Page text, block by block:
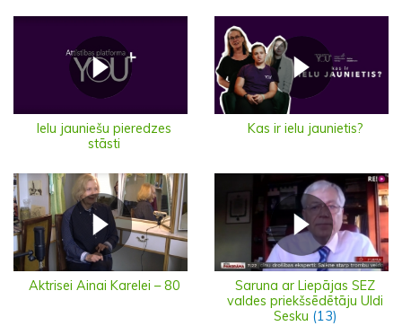
Ielu jauniešu pieredzes
stāsti
Kas ir ielu jaunietis?
Aktrisei Ainai Karelei – 80
Saruna ar Liepājas SEZ
valdes priekšsēdētāju Uldi
Sesku (13)